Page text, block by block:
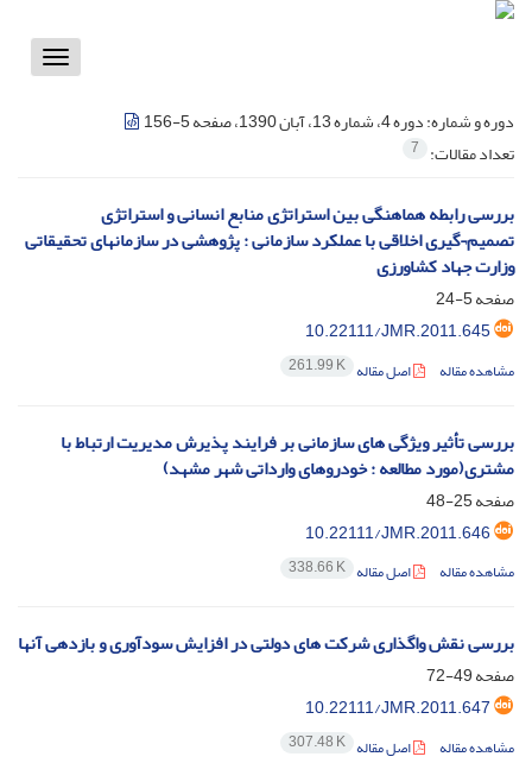
Toggle
دوره و شماره:دوره 4، شماره 13، آبان 1390، صفحه 5-156
تعداد مقالات: 7
بررسی رابطه هماهنگی بین استراتژی منابع انسانی و استراتژی
تصمیم¬گیری اخلاقی با عملکرد سازمانی : پژوهشی در سازمانهای تحقیقاتی
وزارت جهاد کشاورزی
صفحه5-24
10.22111/JMR.2011.645
مشاهده مقاله اصل مقاله 261.99 K
بررسی تأثیر ویژگی های سازمانی بر فرایند پذیرش مدیریت ارتباط با
مشتری(مورد مطالعه : خودروهای وارداتی شهر مشهد)
صفحه25-48
10.22111/JMR.2011.646
مشاهده مقاله اصل مقاله 338.66 K
بررسی نقش واگذاری شرکت های دولتی در افزایش سودآوری و بازدهی آنها
صفحه49-72
10.22111/JMR.2011.647
مشاهده مقاله اصل مقاله 307.48 K